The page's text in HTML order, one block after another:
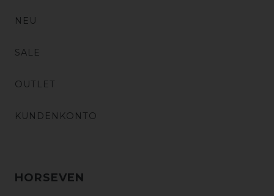
NEU
SALE
OUTLET
KUNDENKONTO
HORSEVEN